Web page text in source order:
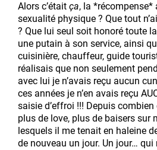
Alors c’était ça, la *récompense*
sexualité physique ? Que tout
? Que lui seul soit honoré toute
une putain à son service, ainsi
cuisinière, chauffeur, guide
réalisais que non seulement
avec lui je n’avais reçu aucun
ces années je n’en avais reçu
saisie d’effroi !!! Depuis combien
plus de love, plus de baisers sur
lesquels il me tenait en haleine
de nouveau un jour. Un jour… qui